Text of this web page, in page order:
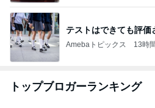
テストはできても評価
Amebaトピックス 13時
トップブロガーランキング